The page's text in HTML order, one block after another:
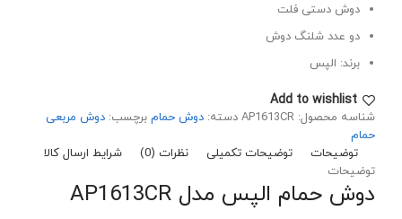
دوش دستی فلت
دو عدد شلنگ دوش
برند: الپس
Add to wishlist
شناسه محصول: AP1613CR دسته: دوش حمام برچسب: دوش مربعی
حمام
توضیحات
توضیحات تکمیلی نظرات (0)
شرایط ارسال کالا
توضیحات
دوش حمام الپس مدل AP1613CR